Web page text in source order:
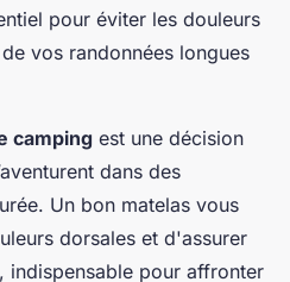
pour éviter les douleurs
vos randonnées longues
camping est une décision
dans des
Un bon matelas vous
dorsales et d'assurer
indispensable pour affronter